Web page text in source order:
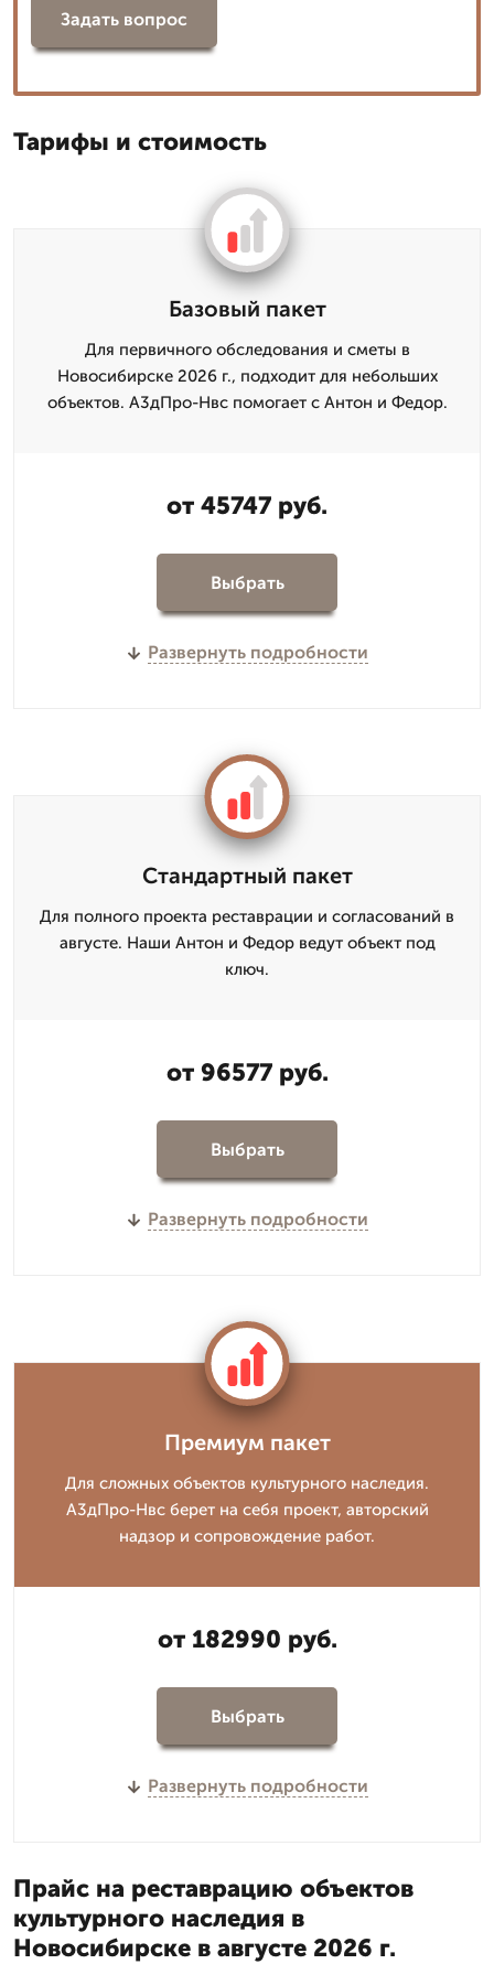
Задать вопрос
Тарифы и стоимость
Базовый пакет
Для первичного обследования и сметы в
Новосибирске 2026 г., подходит для небольших
объектов. А3дПро-Нвс помогает с Антон и Федор.
от 45747 руб.
Выбрать
Развернуть подробности
Стандартный пакет
Для полного проекта реставрации и согласований в
августе. Наши Антон и Федор ведут объект под
ключ.
от 96577 руб.
Выбрать
Развернуть подробности
Премиум пакет
Для сложных объектов культурного наследия.
А3дПро-Нвс берет на себя проект, авторский
надзор и сопровождение работ.
от 182990 руб.
Выбрать
Развернуть подробности
Прайс на реставрацию объектов
культурного наследия в
Новосибирске в августе 2026 г.